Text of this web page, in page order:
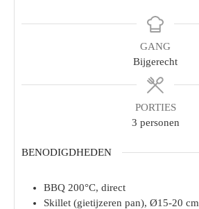
GANG
Bijgerecht
PORTIES
3 personen
BENODIGDHEDEN
BBQ 200°C, direct
Skillet (gietijzeren pan), Ø15-20 cm